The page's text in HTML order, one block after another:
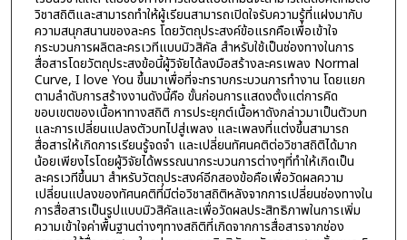
วิชาสถิติและสามารถทำให้ผู้เรียนสามารถเปิดใจรับความรู้ที่แฝงมากับ
ความสนุกสนานของละคร โดยวัตถุประสงค์ข้อแรกคือเพื่อเข้าใจ
กระบวนการผลิตละครเวทีแบบมิวสิคัล สำหรับใช้เป็นช่องทางในการ
สื่อสารโดยวัตถุประสงข้อนี้ผู้วิจัยได้ลงมือสร้างละครเพลง Normal
Curve, I love You ขึ้นมาเพื่อที่จะทราบกระบวนการทำงาน โดยแยก
ตามลำดับการสร้างงานดังนี้คือ ขั้นก่อนการแสดงตั้งแต่การคิด
ขอบเขตของเนื้อหาทางสถิติ การประยุกต์เนื้อหาดังกล่าวมาเป็นตัวบท
และการเปลี่ยนแปลงตัวบทไปสู่เพลง และเพลงที่แต่งขึ้นสามารถ
สื่อสารให้เกิดการเรียนรู้จดจำ และเปลี่ยนทัศนคติต่อวิชาสถิติได้มาก
น้อยเพียงไรโดยผู้วิจัยได้พรรณนากระบวนการต่างๆที่ทำให้เกิดเป็น
ละครเวทีขึ้นมา สำหรับวัตถุประสงค์อีกสองข้อคือเพื่อวัดผลความ
เปลี่ยนแปลงของทัศนคติที่มีต่อวิชาสถิติหลังจากการเปลี่ยนช่องทางใน
การสื่อสารเป็นรูปแบบมิวสิคัลและเพื่อวัดผลประสิทธิภาพในการเพิ่ม
ความเข้าใจค่าพื้นฐานต่างๆทางสถิติที่เกิดจากการสื่อสารจากช่อง